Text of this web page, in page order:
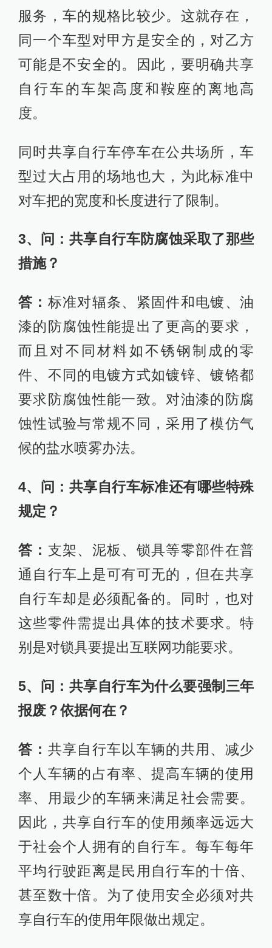
服务，车的规格比较少。这就存在，
同一个车型对甲方是安全的，对乙方
可能是不安全的。因此，要明确共享
自行车的车架高度和鞍座的离地高
度。
同时共享自行车停车在公共场所，车
型过大占用的场地也大，为此标准中
对车把的宽度和长度进行了限制。
3、问：共享自行车防腐蚀采取了那些
措施？
答： 标准对辐条、紧固件和电镀、油
漆的防腐蚀性能提出了更高的要求，
而且对不同材料如不锈钢制成的零
件、不同的电镀方式如镀锌、镀铬都
要求防腐蚀性能一致。对油漆的防腐
蚀性试验与常规不同，采用了模仿气
候的盐水喷雾办法。
4、问：共享自行车标准还有哪些特殊
规定？
答： 支架、泥板、锁具等零部件在普
通自行车上是可有可无的，但在共享
自行车却是必须配备的。同时，也对
这些零件需提出具体的技术要求。特
别是对锁具要提出互联网功能要求。
5、问：共享自行车为什么要强制三年
报废？依据何在？
答： 共享自行车以车辆的共用、减少
个人车辆的占有率、提高车辆的使用
率、用最少的车辆来满足社会需要。
因此，共享自行车的使用频率远远大
于社会个人拥有的自行车。每车每年
平均行驶距离是民用自行车的十倍、
甚至数十倍。为了使用安全必须对共
享自行车的使用年限做出规定。